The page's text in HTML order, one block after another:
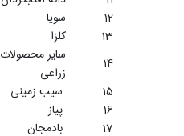
سویا
12
کلزا
13
سایر محصولات
زراعی
14
15
16
17